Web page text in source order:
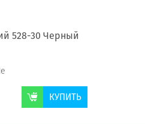
528-30 Черный
КУПИТЬ